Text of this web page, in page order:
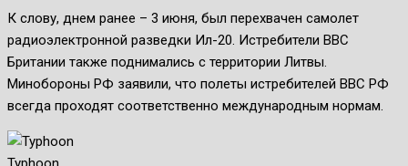
К слову, днем ранее – 3 июня, был перехвачен самолет
радиоэлектронной разведки Ил-20. Истребители ВВС
Британии также поднимались с территории Литвы.
Минобороны РФ заявили, что полеты истребителей ВВС РФ
всегда проходят соответственно международным нормам.